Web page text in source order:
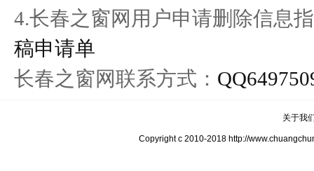
4.长春之窗网用户申请删除信息
稿申请单
长春之窗网联系方式：
关于我
Copyright c 2010-2018 http://